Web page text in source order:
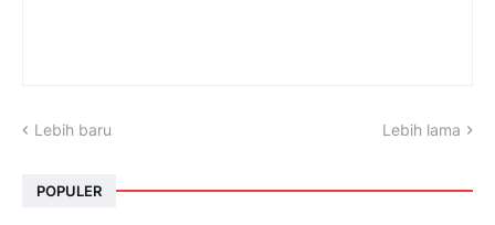
Lebih baru Lebih lama
POPULER